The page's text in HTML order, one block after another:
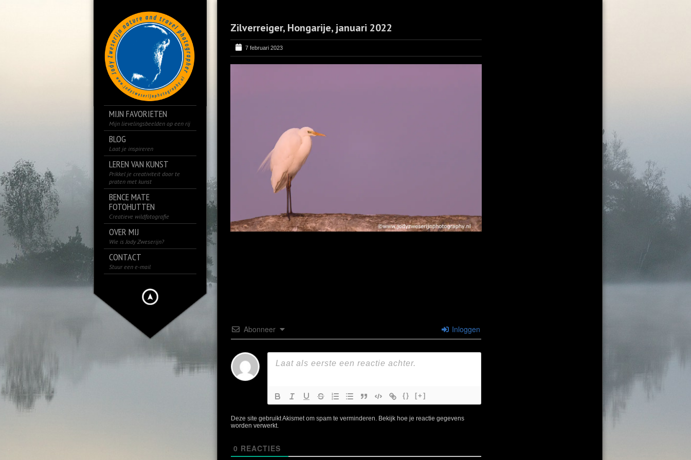
MIJN FAVORIETEN
Mijn lievelingsbeelden op een rij
BLOG
Laat je inspireren
LEREN VAN KUNST
Prikkel je creativiteit door te
praten met kunst
BENCE MATE
FOTOHUTTEN
Creatieve wildfotografie
OVER MIJ
Wie is Jody Zweserijn?
CONTACT
Stuur een e-mail
Zilverreiger, Hongarije, januari 2022
7 februari 2023
Abonneer Inloggen
{} [+]
Deze site gebruikt Akismet om spam te verminderen. Bekijk hoe je reactie gegevens
worden verwerkt.
0 REACTIES